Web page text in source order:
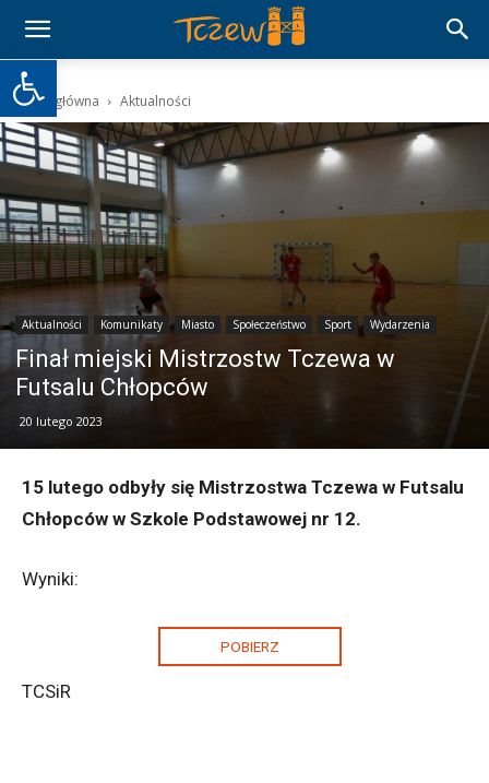
Otwórz pasek narzędzi
Strona główna Aktualności
Aktualności Komunikaty Miasto Społeczeństwo Sport Wydarzenia
Finał miejski Mistrzostw Tczewa w
Futsalu Chłopców
20 lutego 2023
15 lutego odbyły się Mistrzostwa Tczewa w Futsalu
Chłopców w Szkole Podstawowej nr 12.
Wyniki:
POBIERZ
TCSiR